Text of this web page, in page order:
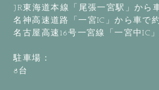
JR東海道本線「尾張一宮駅」から
名神高速道路「一宮IC」から車で
名古屋高速16号一宮線「一宮中IC
駐車場：
8台